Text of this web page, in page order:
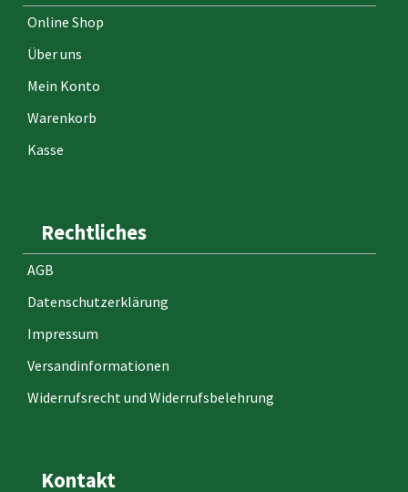
Online Shop
Über uns
Mein Konto
Warenkorb
Kasse
Rechtliches
AGB
Datenschutzerklärung
Impressum
Versandinformationen
Widerrufsrecht und Widerrufsbelehrung
Kontakt